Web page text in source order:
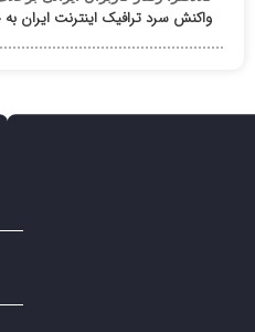
واکنش سرد ترافیک اینترنت ایران به